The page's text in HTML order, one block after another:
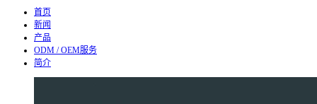
首页
新闻
产品
ODM / OEM服务
简介